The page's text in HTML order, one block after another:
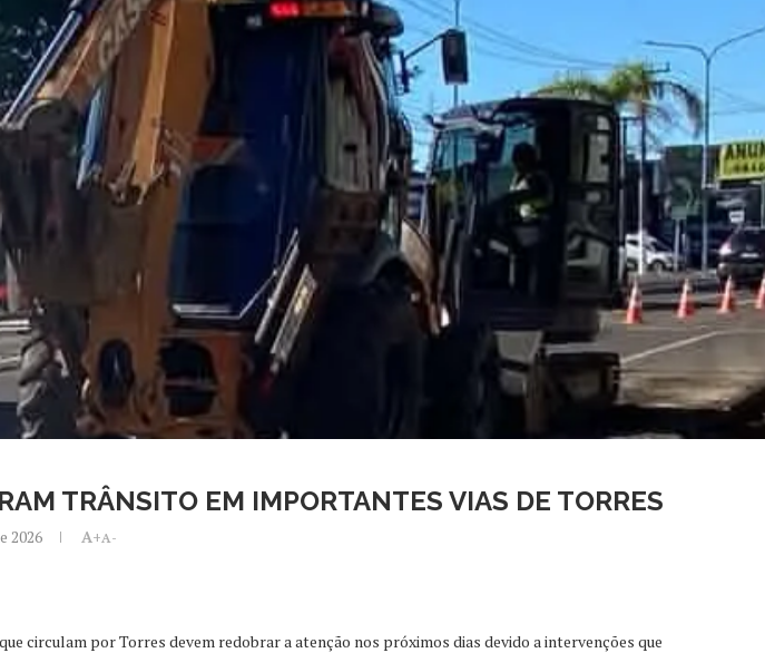
TRÂNSITO EM IMPORTANTES VIAS DE TORRES
2026 A+A-
circulam por Torres devem redobrar a atenção nos próximos dias devido a intervenções que